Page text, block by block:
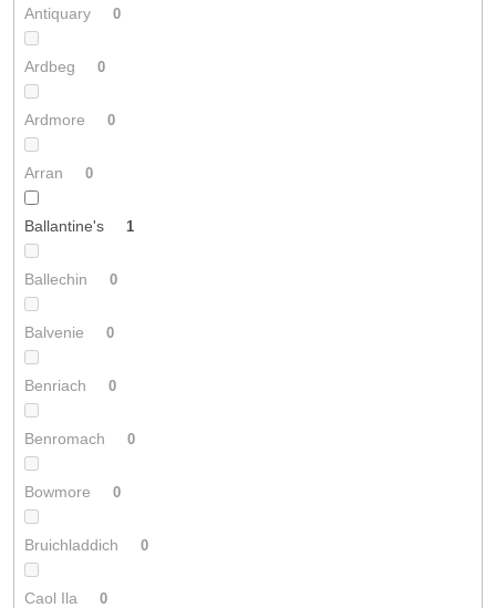
Antiquary 0
Ardbeg 0
Ardmore 0
Arran 0
Ballantine's 1
Ballechin 0
Balvenie 0
Benriach 0
Benromach 0
Bowmore 0
Bruichladdich 0
Caol Ila 0